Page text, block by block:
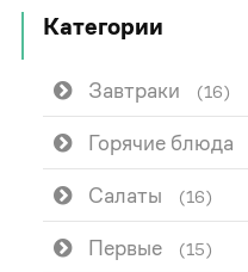
Категории
Завтраки (16)
Горячие блюда
Салаты (16)
Первые (15)